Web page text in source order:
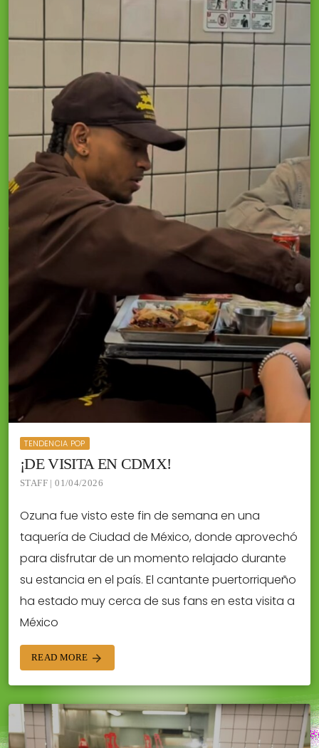
TENDENCIA POP
¡DE VISITA EN CDMX!
STAFF | 01/04/2026
Ozuna fue visto este fin de semana en una
taquería de Ciudad de México, donde aprovechó
para disfrutar de un momento relajado durante
su estancia en el país. El cantante puertorriqueño
ha estado muy cerca de sus fans en esta visita a
México
READ MORE arrow_forward